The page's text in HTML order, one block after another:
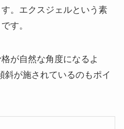
。エクスジェルという素
す。
が自然な角度になるよ
斜が施されているのもポイ